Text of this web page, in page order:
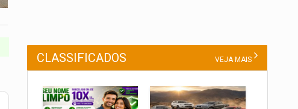
CLASSIFICADOS VEJA MAIS